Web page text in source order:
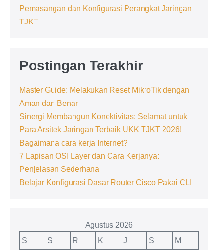
Pemasangan dan Konfigurasi Perangkat Jaringan
TJKT
Postingan Terakhir
Master Guide: Melakukan Reset MikroTik dengan
Aman dan Benar
Sinergi Membangun Konektivitas: Selamat untuk
Para Arsitek Jaringan Terbaik UKK TJKT 2026!
Bagaimana cara kerja Internet?
7 Lapisan OSI Layer dan Cara Kerjanya:
Penjelasan Sederhana
Belajar Konfigurasi Dasar Router Cisco Pakai CLI
Agustus 2026
S
S R K J S M